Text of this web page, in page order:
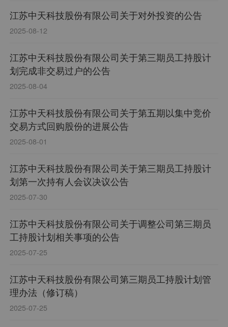
江苏中天科技股份有限公司关于对外投资的公告
2025-08-12
江苏中天科技股份有限公司关于第三期员工持股计
划完成非交易过户的公告
2025-08-04
江苏中天科技股份有限公司关于第五期以集中竞价
交易方式回购股份的进展公告
2025-08-01
江苏中天科技股份有限公司关于第三期员工持股计
划第一次持有人会议决议公告
2025-07-30
江苏中天科技股份有限公司关于调整公司第三期员
工持股计划相关事项的公告
2025-07-25
江苏中天科技股份有限公司第三期员工持股计划管
理办法（修订稿）
2025-07-25